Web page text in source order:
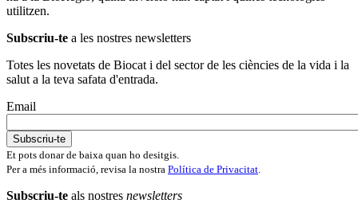
utilitzen.
Subscriu-te a les nostres newsletters
Totes les novetats de Biocat i del sector de les ciències de la vida i la
salut a la teva safata d'entrada.
Email
Et pots donar de baixa quan ho desitgis.
Per a més informació, revisa la nostra Política de Privacitat
Subscriu-te als nostres newsletters